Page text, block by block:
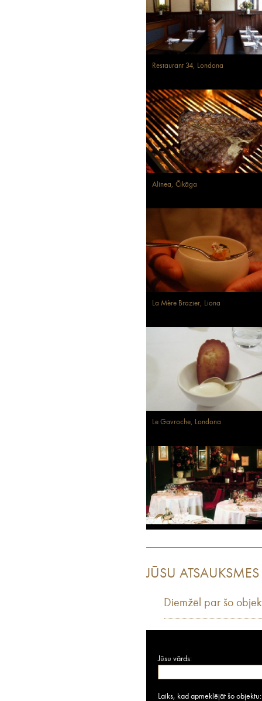
Restaurant 34, Londona
Alinea, Čikāga
La Mère Brazier, Liona
Le Gavroche, Londona
JŪSU ATSAUKSMES
Diemžēl par šo
Jūsu vārds:
Laiks, kad apmeklējāt šo objektu: